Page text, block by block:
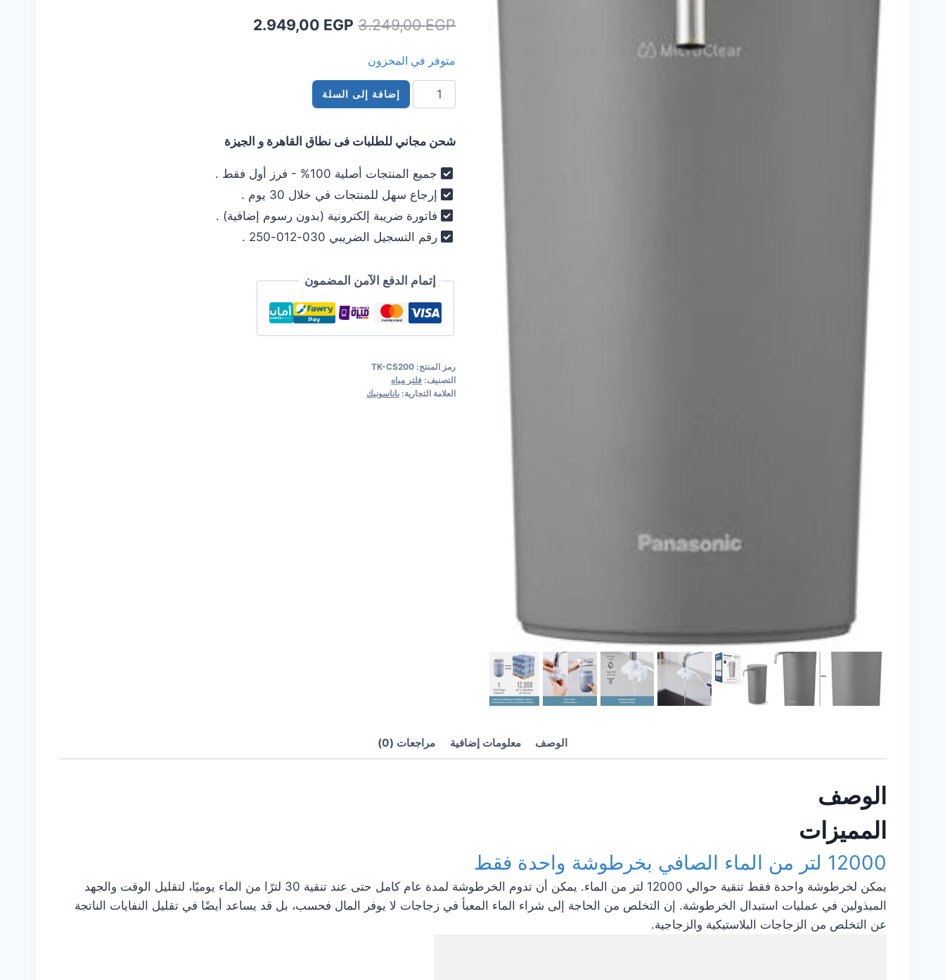
3.249,00EGP
السعر
3.249,00 EGP.
2.949,00 EGP
السعر
متوفر في المخزون
كمية
فلتر
باناسونيك
رمادي
TK-
CS200
panasonic
إضافة إلى السلة
شحن مجاني للطلبات فى نطاق القاهرة و الجيزة
جميع المنتجات أصلية 100% - فرز أول فقط .
إرجاع سهل للمنتجات في خلال 30 يوم .
فاتورة ضريبة إلكترونية (بدون رسوم إضافية) .
رقم التسجيل الضريبي 030-012-250 .
إتمام الدفع الآمن المضمون
رمز المنتج: TK-CS200
التصنيف: فلتر مياه
العلامة التجارية: باناسونيك
الوصف معلومات إضافية مراجعات (0)
الوصف
المميزات
12000 لتر من الماء الصافي بخرطوشة واحدة فقط
يمكن لخرطوشة واحدة فقط تنقية حوالي 12000 لتر من الماء. يمكن أن تدوم الخرطوشة لمدة عام كامل حتى عند تنقية 30 لترًا من الماء يوميًا، لتقليل الوقت والجهد
المبذولين في عمليات استبدال الخرطوشة. إن التخلص من الحاجة إلى شراء الماء المعبأ في زجاجات لا يوفر المال فحسب، بل قد يساعد أيضًا في تقليل النفايات الناتجة
عن التخلص من الزجاجات البلاستيكية والزجاجية.